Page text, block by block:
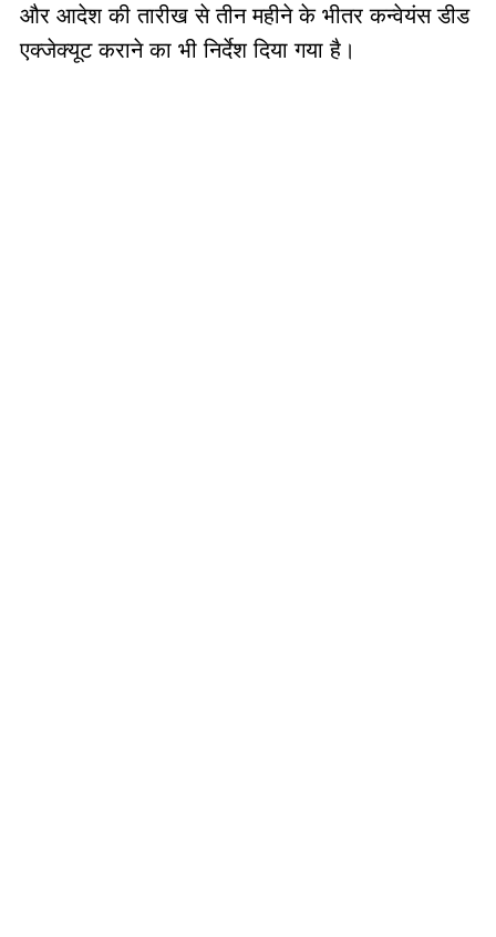
और आदेश की तारीख से तीन महीने के भीतर कन्वेयंस डीड
एक्जेक्यूट कराने का भी निर्देश दिया गया है।